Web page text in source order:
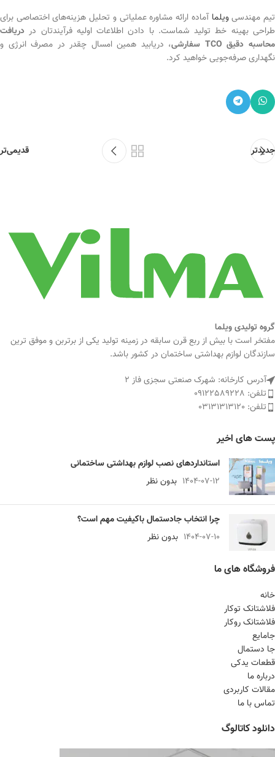
تیم مهندسیویلما آماده ارائه مشاوره عملیاتی و تحلیل هزینه‌های اختصاصی برای
طراحی بهینه خط تولید شماست. با دادن اطلاعات اولیه فرآیندتان در دریافت
محاسبه دقیق TCO سفارشی
، دریابید همین امسال چقدر در مصرف انرژی و
نگهداری صرفه‌جویی خواهید کرد.
جدیدتر قدیمی‌تر
گروه تولیدی ویلما
مفتخر است با بیش از ربع قرن سابقه در زمینه تولید یکی از برتربن و موفق ترین
سازندگان لوازم بهداشتی ساختمان در کشور باشد.
آدرس کارخانه: شهرک صنعتی سجزی فاز ۲
تلفن: 09122589228
تلفن: 03131313120
پست های اخیر
استانداردهای نصب لوازم بهداشتی ساختمانی
1404-07-12 بدون نظر
چرا انتخاب جادستمال باکیفیت مهم است؟
1404-07-10 بدون نظر
فروشگاه های ما
خانه
فلاشتانک توکار
فلاشتانک روکار
جامایع
جا دستمال
قطعات یدکی
درباره ما
مقالات کاربردی
تماس با ما
دانلود کاتالوگ